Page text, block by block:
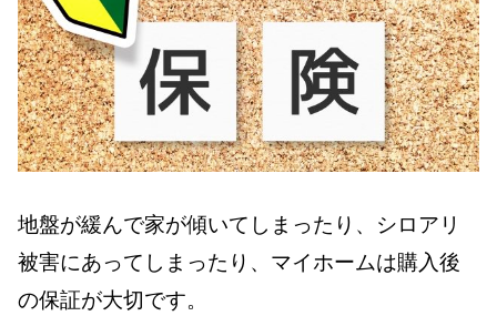
地盤が緩んで家が傾いてしまったり、シロアリ
被害にあってしまったり、マイホームは購入後
の保証が大切です。